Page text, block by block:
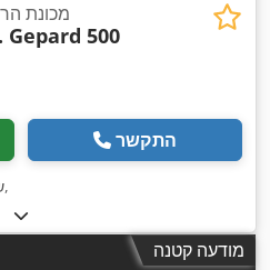
מכונת
Gepard 500
התקשר
,
מודעה קטנה